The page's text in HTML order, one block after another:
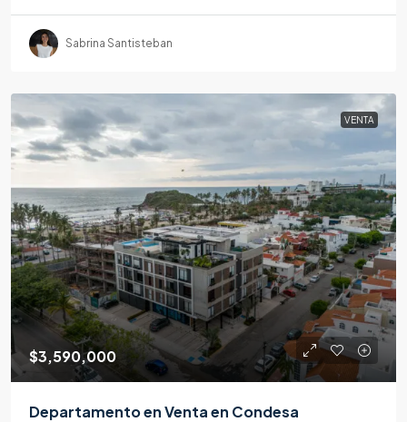
Sabrina Santisteban
VENTA
$3,590,000
Departamento en Venta en Condesa